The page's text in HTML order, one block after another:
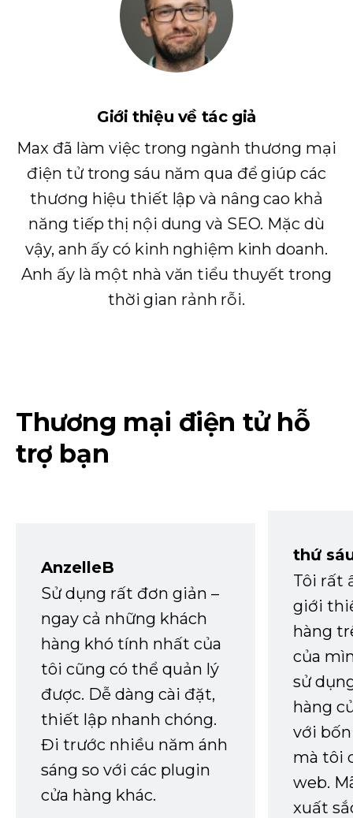
Giới thiệu về tác giả
Max đã làm việc trong ngành thương mại
điện tử trong sáu năm qua để giúp các
thương hiệu thiết lập và nâng cao khả
năng tiếp thị nội dung và SEO. Mặc dù
vậy, anh ấy có kinh nghiệm kinh doanh.
Anh ấy là một nhà văn tiểu thuyết trong
thời gian rảnh rỗi.
Thương mại điện tử hỗ
trợ bạn
AnzelleB
Sử dụng rất đơn giản –
ngay cả những khách
hàng khó tính nhất của
tôi cũng có thể quản lý
được. Dễ dàng cài đặt,
thiết lập nhanh chóng.
Đi trước nhiều năm ánh
sáng so với các plugin
cửa hàng khác.
thứ
Tôi rất
giới
hàng
của
sử
hàng
với
mà tôi
web.
xuất